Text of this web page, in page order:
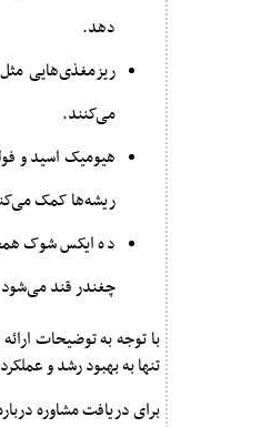
دهد.
ریزمغذی‌هایی
می‌کنند.
هیومیک اسید و
ریشه‌ها کمک
ده ایکس شوک
چغندر قند
با توجه به توضیحات
تنها به بهبود رشد و
برای دریافت مشاوره